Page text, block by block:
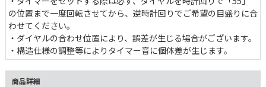
の位置まで一度回転させてから、逆時計回りでご希望の目盛りに合
わせてください。
・ダイヤルの合わせ位置により、誤差が生じる場合がございます。
・構造仕様の調整等によりタイマー音に個体差が生じます。
商品詳細